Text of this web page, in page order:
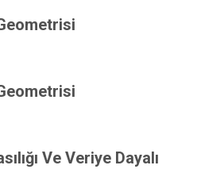
Ve Veriye Dayalı